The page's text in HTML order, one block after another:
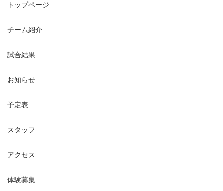
トップページ
チーム紹介
試合結果
お知らせ
予定表
スタッフ
アクセス
体験募集